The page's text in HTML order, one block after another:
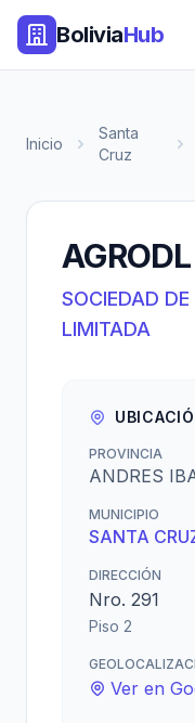
BoliviaHub
Inicio
Santa
Cruz
SOCIEDAD
LIMITADA
PROVINCIA
ANDRES
MUNICIPIO
SANTA
DIRECCIÓN
Nro. 291
Piso 2
Ver en